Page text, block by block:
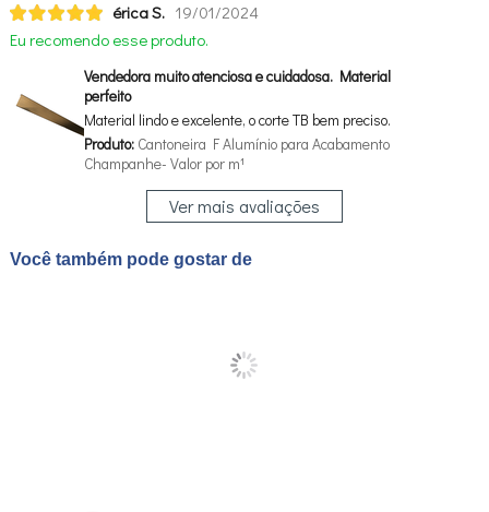
érica S. 19/01/2024
Eu recomendo esse produto.
Vendedora muito atenciosa e cuidadosa. Material
perfeito
Material lindo e excelente, o corte TB bem preciso.
Produto:Cantoneira F Alumínio para Acabamento
Champanhe- Valor por m¹
Ver mais avaliações
Você também pode gostar de